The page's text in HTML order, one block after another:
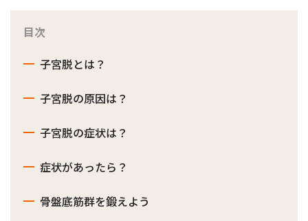
目次
子宮脱とは？
子宮脱の原因は？
子宮脱の症状は？
症状があったら？
骨盤底筋群を鍛えよう